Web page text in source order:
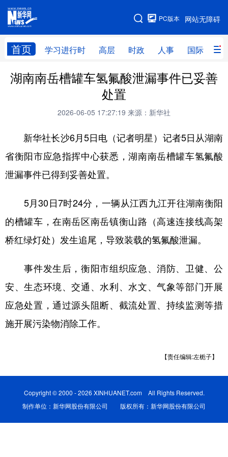
网站无障碍
PC版本
首页 学习进行时 高层 时政 人事 国际 财
网站地图
学习进行时 高层 时政 人事
全球连线
科技 科创 量子 体育
文化 书画 健康 军事
法律 中央文件 金融 汽车
食品 人居 信息化 数字经济
学术中国 银龄 溯源中国
城市 旅游 能源 会展
彩票 娱乐 时尚 悦读
公益 一带一路 亚太网 上市公司
地方频道
北京 天津 河北 山西
湖南南岳槽罐车氢氟酸泄漏事件已妥善
处置
2026-06-05 17:27:19 来源：新华社
新华社长沙6月5日电（记者明星）记者5日从湖南
省衡阳市应急指挥中心获悉，湖南南岳槽罐车氢氟酸
泄漏事件已得到妥善处置。
5月30日7时24分，一辆从江西九江开往湖南衡阳
的槽罐车，在南岳区南岳镇衡山路（高速连接线高架
桥红绿灯处）发生追尾，导致装载的氢氟酸泄漏。
事件发生后，衡阳市组织应急、消防、卫健、公
安、生态环境、交通、水利、水文、气象等部门开展
应急处置，通过源头阻断、截流处置、持续监测等措
施开展污染物消除工作。
【责任编辑:左栀子】
Copyright © 2000 - 2026 XINHUANET.com All Rights Reserved.
制作单位：新华网股份有限公司 版权所有：新华网股份有限公司